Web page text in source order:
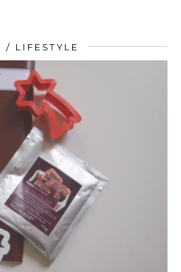
LIFESTYLE